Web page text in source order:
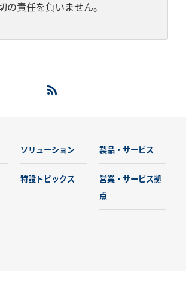
の責任を負いません。
ソリューション 製品・サービス
特設トピックス
営業・サービス拠
点